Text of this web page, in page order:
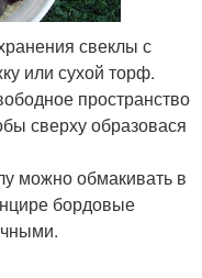
свеклы с
или сухой торф.
пространство
сверху образовася
можно обмакивать в
бордовые